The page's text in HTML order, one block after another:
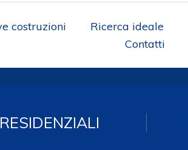
costruzioni Ricerca ideale
Contatti